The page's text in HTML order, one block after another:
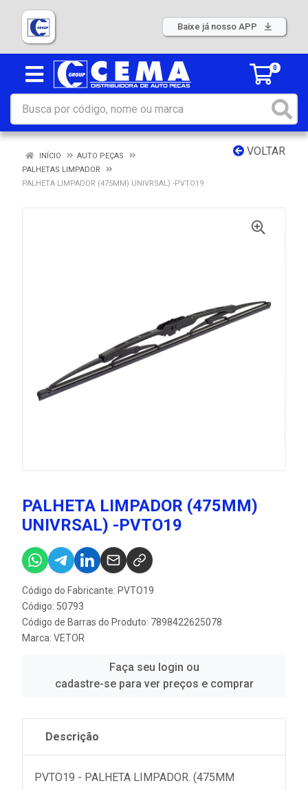
Baixe já nosso APP
0
VOLTAR
INÍCIO
AUTO PEÇAS
PALHETAS LIMPADOR
PALHETA LIMPADOR (475MM) UNIVRSAL) -PVTO19
PALHETA LIMPADOR (475MM)
UNIVRSAL) -PVTO19
Código do Fabricante: PVTO19
Código: 50793
Código de Barras do Produto: 7898422625078
Marca: VETOR
Faça seu login ou
cadastre-se para ver preços e comprar
Descrição
PVTO19 - PALHETA LIMPADOR. (475MM